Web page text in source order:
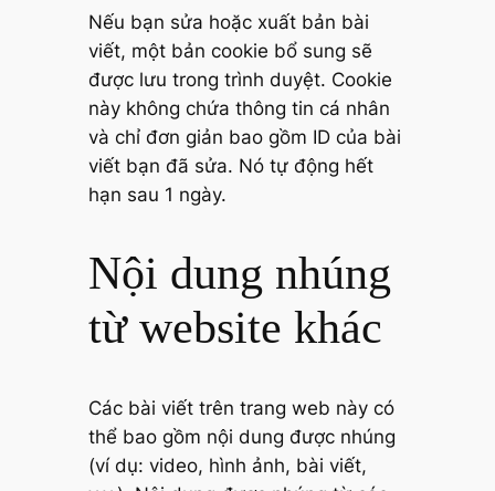
Nếu bạn sửa hoặc xuất bản bài
viết, một bản cookie bổ sung sẽ
được lưu trong trình duyệt. Cookie
này không chứa thông tin cá nhân
và chỉ đơn giản bao gồm ID của bài
viết bạn đã sửa. Nó tự động hết
hạn sau 1 ngày.
Nội dung nhúng
từ website khác
Các bài viết trên trang web này có
thể bao gồm nội dung được nhúng
(ví dụ: video, hình ảnh, bài viết,